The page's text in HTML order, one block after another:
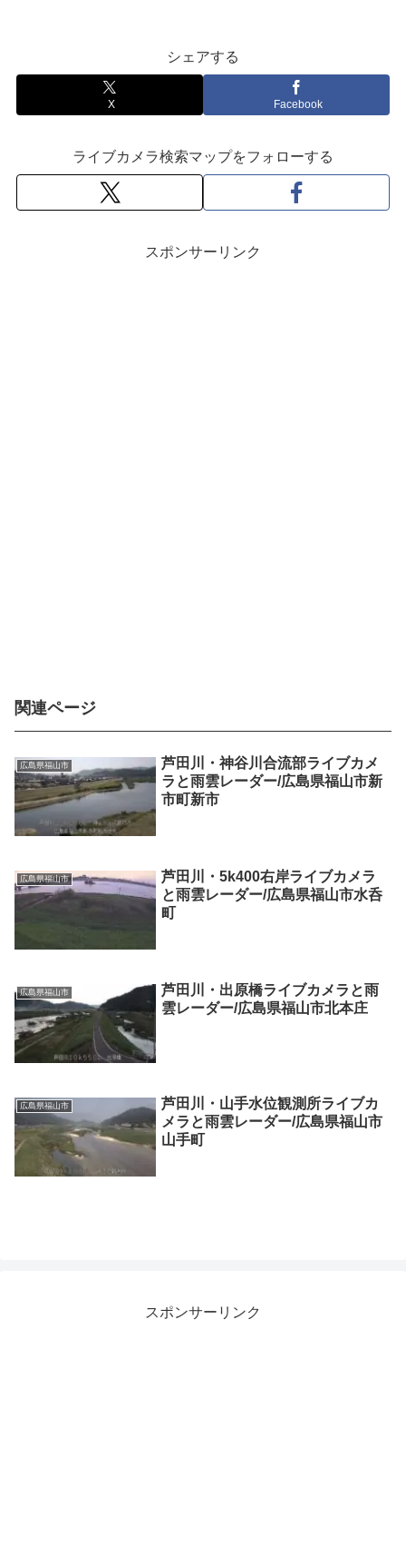
シェアする
X Facebook
ライブカメラ検索マップをフォローする
スポンサーリンク
関連ページ
広島県福山市
芦田川・神谷川合流部ライブカメ
ラと雨雲レーダー/広島県福山市新
市町新市
広島県福山市
芦田川・5k400右岸ライブカメラ
と雨雲レーダー/広島県福山市水呑
町
広島県福山市
芦田川・出原橋ライブカメラと雨
雲レーダー/広島県福山市北本庄
広島県福山市
芦田川・山手水位観測所ライブカ
メラと雨雲レーダー/広島県福山市
山手町
スポンサーリンク